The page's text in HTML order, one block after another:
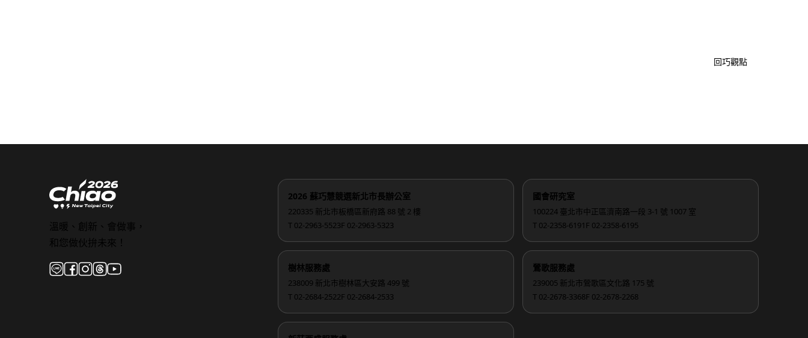
回巧觀點
溫暖、創新、會做事，
和您做伙拚未來！
2026 蘇巧慧競選新北市長辦公室
220335 新北市板橋區新府路 88 號 2 樓
T 02-2963-5523F 02-2963-5323
國會研究室
100224 臺北市中正區濟南路一段 3-1 號 1007 室
T 02-2358-6191 F 02-2358-6195
樹林服務處
238009 新北市樹林區大安路 499 號
T 02-2684-2522F 02-2684-2533
鶯歌服務處
239005 新北市鶯歌區文化路 175 號
T 02-2678-3368F 02-2678-2268